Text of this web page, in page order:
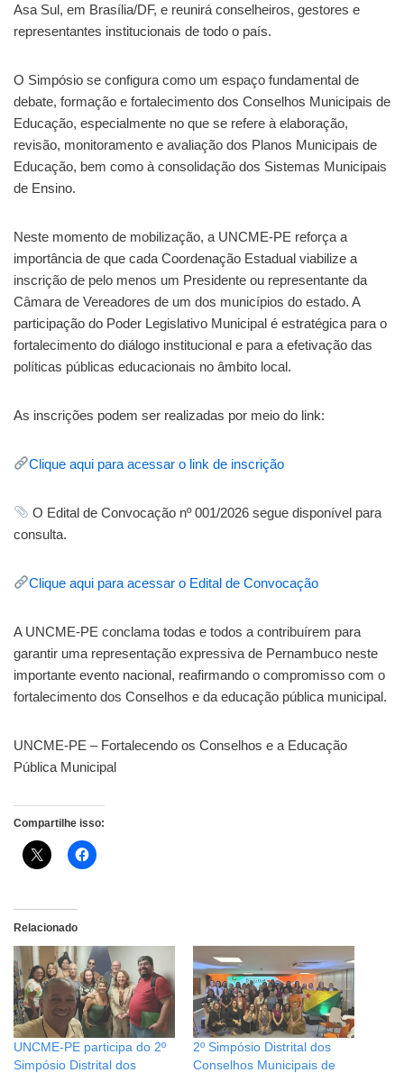
Asa Sul, em Brasília/DF, e reunirá conselheiros, gestores e
representantes institucionais de todo o país.
O Simpósio se configura como um espaço fundamental de
debate, formação e fortalecimento dos Conselhos Municipais de
Educação, especialmente no que se refere à elaboração,
revisão, monitoramento e avaliação dos Planos Municipais de
Educação, bem como à consolidação dos Sistemas Municipais
de Ensino.
Neste momento de mobilização, a UNCME-PE reforça a
importância de que cada Coordenação Estadual viabilize a
inscrição de pelo menos um Presidente ou representante da
Câmara de Vereadores de um dos municípios do estado. A
participação do Poder Legislativo Municipal é estratégica para o
fortalecimento do diálogo institucional e para a efetivação das
políticas públicas educacionais no âmbito local.
As inscrições podem ser realizadas por meio do link:
Clique aqui para acessar o link de inscrição
O Edital de Convocação nº 001/2026 segue disponível para
consulta.
Clique aqui para acessar o Edital de Convocação
A UNCME-PE conclama todas e todos a contribuírem para
garantir uma representação expressiva de Pernambuco neste
importante evento nacional, reafirmando o compromisso com o
fortalecimento dos Conselhos e da educação pública municipal.
UNCME-PE – Fortalecendo os Conselhos e a Educação
Pública Municipal
Compartilhe isso:
Relacionado
UNCME-PE participa do 2º
Simpósio Distrital dos
2º Simpósio Distrital dos
Conselhos Municipais de